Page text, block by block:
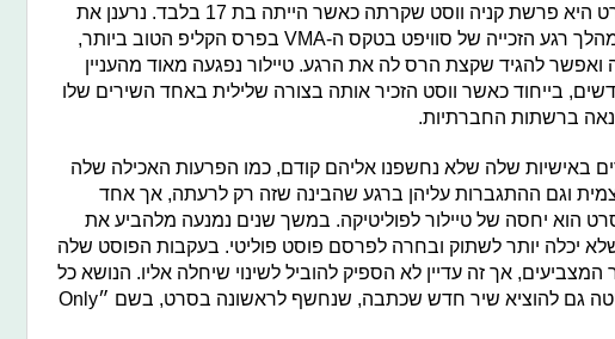
עוד נקודה שמוצגת בסרט היא פרשת קניה ווסט שקרתה כאשר הייתה בת 17 בלבד. נרענן את
זכרונכם ונזכיר לכם שבמהלך רגע הזכייה של סוויפט בטקס ה-VMA בפרס הקליפ הטוב ביותר,
ואפשר להגיד שקצת הרס לה את הרגע. טיילור נפגעה מאוד מהעניין
בייחוד כאשר ווסט הזכיר אותה בצורה שלילית באחד השירים שלו
ברשתות החברתיות.
באישיות שלה שלא נחשפנו אליהם קודם, כמו הפרעות האכילה שלה
וגם ההתגברות עליהן ברגע שהבינה שזה רק לרעתה, אך אחד
הוא יחסה של טיילור לפוליטיקה. במשך שנים נמנעה מלהביע את
יכלה יותר לשתוק ובחרה לפרסם פוסט פוליטי. בעקבות הפוסט שלה
אך זה עדיין לא הספיק להוביל לשינוי שיחלה אליו. הנושא כל
כך בער בזמרת, שהחליטה גם להוציא שיר חדש שכתבה, שנחשף לראשונה בסרט, בשם ״Only